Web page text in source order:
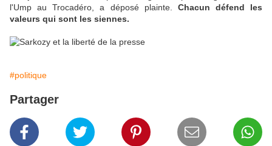
l'Ump au Trocadéro, a déposé plainte. Chacun défend les
valeurs qui sont les siennes.
#politique
Partager